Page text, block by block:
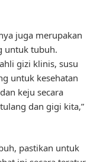
juga merupakan
untuk tubuh.
gizi klinis, susu
untuk kesehatan
keju secara
dan gigi kita,”
pastikan untuk